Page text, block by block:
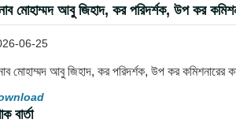
মোহাম্মদ আবু জিহাদ, কর পরিদর্শক, উপ কর
06-25
মোহাম্মদ আবু জিহাদ, কর পরিদর্শক, উপ কর কমিশনারের
বার্তা